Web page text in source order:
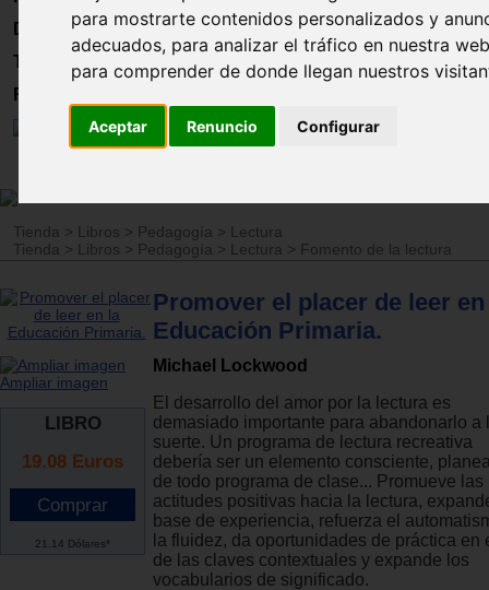
para mostrarte contenidos personalizados y
adecuados, para analizar el tráfico en nuestra
para comprender de donde llegan nuestros
Aceptar Renuncio Configurar
Directorio
Trabajo
Registro
Tienda > Libros > Pedagogía >
Lectura
Tienda
> Libros > Pedagogía > Lectura > Fomento de la lectura
Ampliar imagen
LIBRO
19.08 Euros
21.14 Dólares*
Promover el placer de leer
Educación Primaria.
Michael Lockwood
El desarrollo del amor por la lectura es
demasiado importante para abandonarlo a
suerte. Un programa de lectura recreativa
debería ser un elemento consciente,
de todo programa de clase... Promueve las
actitudes positivas hacia la lectura,
base de experiencia, refuerza el
la fluidez, da oportunidades de práctica en
de las claves contextuales y expande los
vocabularios de significado.